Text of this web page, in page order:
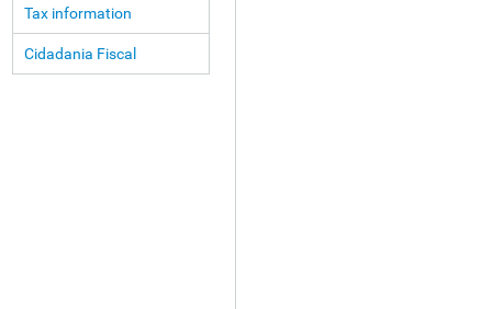
Tax information
Cidadania Fiscal